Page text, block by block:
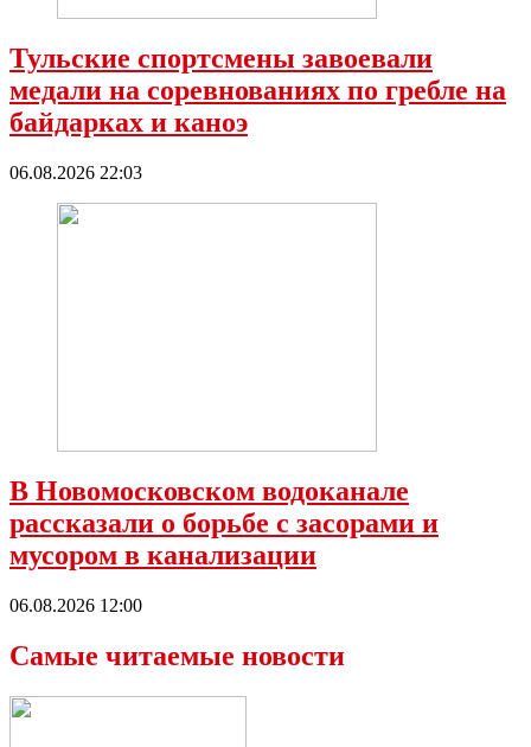
Тульские спортсмены завоевали
медали на соревнованиях по гребле на
байдарках и каноэ
06.08.2026 22:03
В Новомосковском водоканале
рассказали о борьбе с засорами и
мусором в канализации
06.08.2026 12:00
Самые читаемые новости